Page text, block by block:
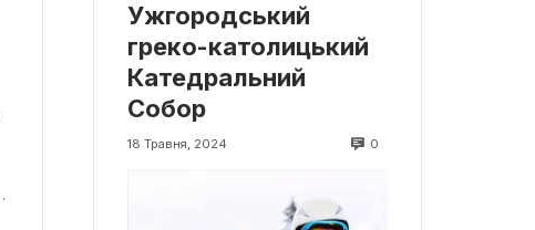
Ужгородський
греко-католицький
Катедральний
Собор
18 Травня, 2024 0